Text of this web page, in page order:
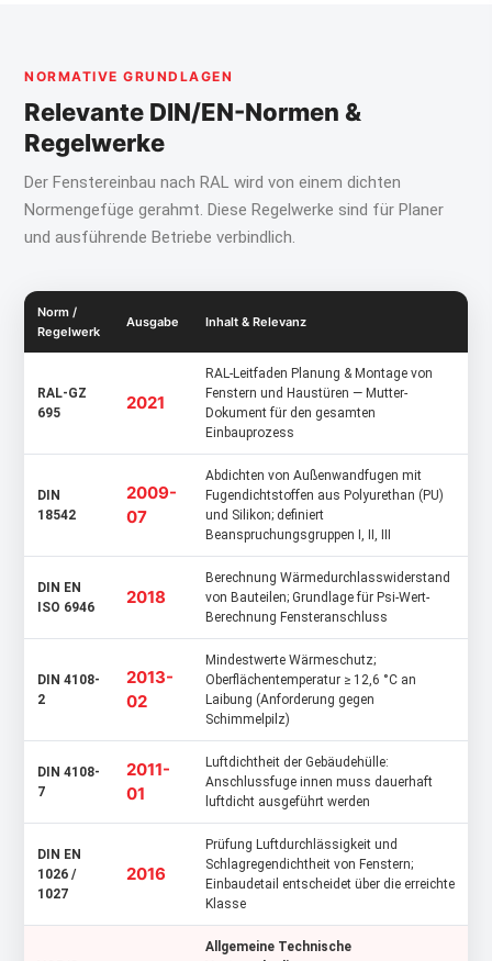
NORMATIVE GRUNDLAGEN
Relevante DIN/EN-Normen &
Regelwerke
Der Fenstereinbau nach RAL wird von einem dichten
Normengefüge gerahmt. Diese Regelwerke sind für Planer
und ausführende Betriebe verbindlich.
Norm /
Regelwerk
Ausgabe Inhalt & Relevanz
RAL-GZ
695
2021
RAL-Leitfaden Planung & Montage von
Fenstern und Haustüren — Mutter-
Dokument für den gesamten
Einbauprozess
DIN
18542
2009-
07
Abdichten von Außenwandfugen mit
Fugendichtstoffen aus Polyurethan (PU)
und Silikon; definiert
Beanspruchungsgruppen I, II, III
DIN EN
ISO 6946
2018
Berechnung Wärmedurchlasswiderstand
von Bauteilen; Grundlage für Psi-Wert-
Berechnung Fensteranschluss
DIN 4108-
2
2013-
02
Mindestwerte Wärmeschutz;
Oberflächentemperatur ≥ 12,6 °C an
Laibung (Anforderung gegen
Schimmelpilz)
DIN 4108-
7
2011-
01
Luftdichtheit der Gebäudehülle:
Anschlussfuge innen muss dauerhaft
luftdicht ausgeführt werden
DIN EN
1026 /
1027
2016
Prüfung Luftdurchlässigkeit und
Schlagregendichtheit von Fenstern;
Einbaudetail entscheidet über die erreichte
Klasse
Allgemeine Technische